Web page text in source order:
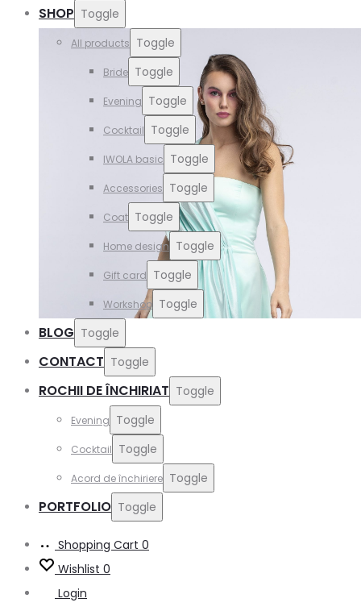
SHOP Toggle
All products Toggle
Bride Toggle
Evening Toggle
Cocktail Toggle
IWOLA basic Toggle
Accessories Toggle
Coat Toggle
Home design Toggle
Gift card Toggle
Workshop Toggle
BLOG Toggle
CONTACT Toggle
ROCHII DE ÎNCHIRIAT Toggle
Evening Toggle
Cocktail Toggle
Acord de închiriere Toggle
PORTFOLIO Toggle
Shopping Cart 0
Wishlist 0
Login